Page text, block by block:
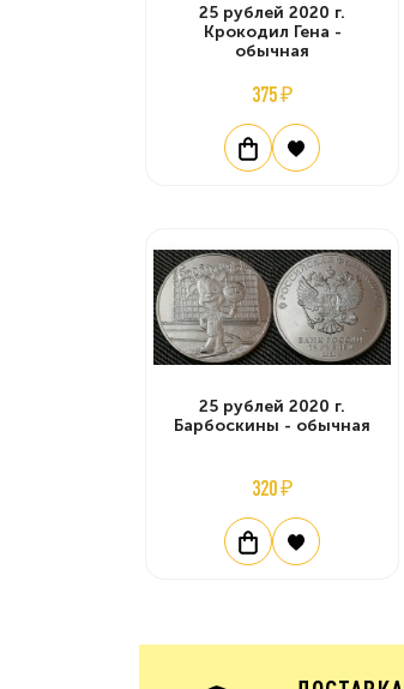
25 рублей 2020 г.
Крокодил Гена -
обычная
375 ₽
25 рублей 2020 г.
Барбоскины - обычная
320 ₽